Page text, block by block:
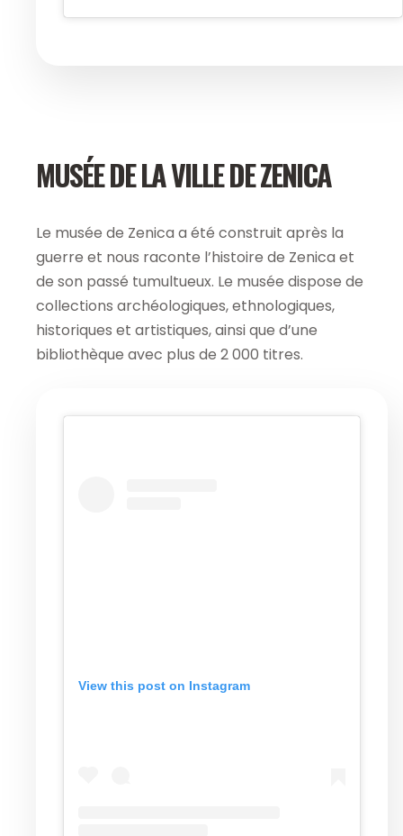
View this post on Instagram
MUSÉE DE LA VILLE DE ZENICA
Le musée de Zenica a été construit après la
guerre et nous raconte l’histoire de Zenica et
de son passé tumultueux. Le musée dispose de
collections archéologiques, ethnologiques,
historiques et artistiques, ainsi que d’une
bibliothèque avec plus de 2 000 titres.